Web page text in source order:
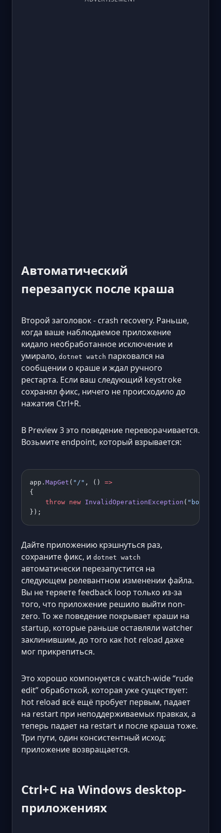
Автоматический
перезапуск после краша
Второй заголовок - crash recovery. Раньше,
когда ваше наблюдаемое приложение
кидало необработанное исключение и
умирало, dotnet watch парковался на
сообщении о краше и ждал ручного
рестарта. Если ваш следующий keystroke
сохранял фикс, ничего не происходило до
нажатия Ctrl+R.
В Preview 3 это поведение переворачивается.
Возьмите endpoint, который взрывается:
app. MapGet ( "/" , () =>
{
    throw
new InvalidOperationException ( "boom"
});
Дайте приложению крэшнуться раз,
сохраните фикс, и dotnet watch
автоматически перезапустится на
следующем релевантном изменении файла.
Вы не теряете feedback loop только из-за
того, что приложение решило выйти non-
zero. То же поведение покрывает краши на
startup, которые раньше оставляли watcher
заклинившим, до того как hot reload даже
мог прикрепиться.
Это хорошо компонуется с watch-wide “rude
edit” обработкой, которая уже существует:
hot reload всё ещё пробует первым, падает
на restart при неподдерживаемых правках, а
теперь падает на restart и после краша тоже.
Три пути, один консистентный исход:
приложение возвращается.
Ctrl+C на Windows desktop-
приложениях